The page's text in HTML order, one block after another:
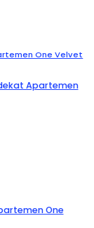
One Velvet
Apartemen
One